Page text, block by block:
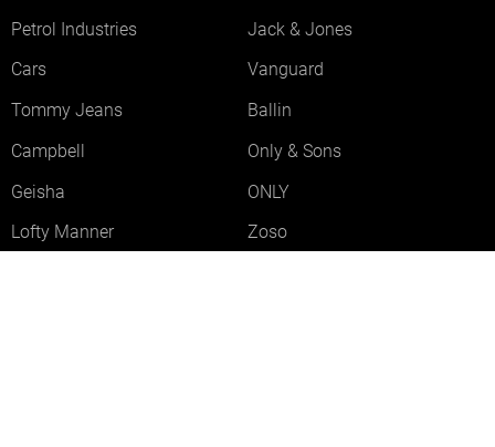
Petrol Industries
Jack & Jones
Cars
Vanguard
Tommy Jeans
Ballin
Campbell
Only & Sons
Geisha
ONLY
Lofty Manner
Zoso